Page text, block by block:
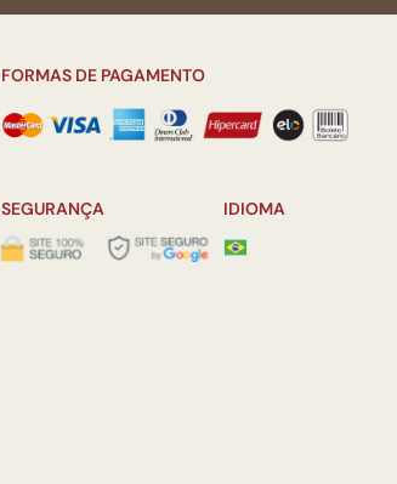
FORMAS DE PAGAMENTO
SEGURANÇA IDIOMA